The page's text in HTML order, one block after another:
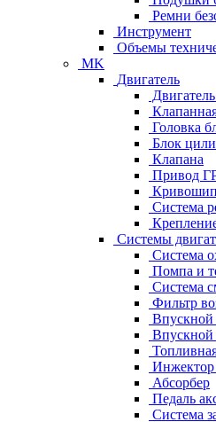
Ремни
Инструмент
Объемы
MK
Двигатель
Головка
Блок
Клапана
Привод
Система
Системы
Система
Помпа и
Система
Фильтр
Впускной
Впускной
Абсорбер
Педаль
Система